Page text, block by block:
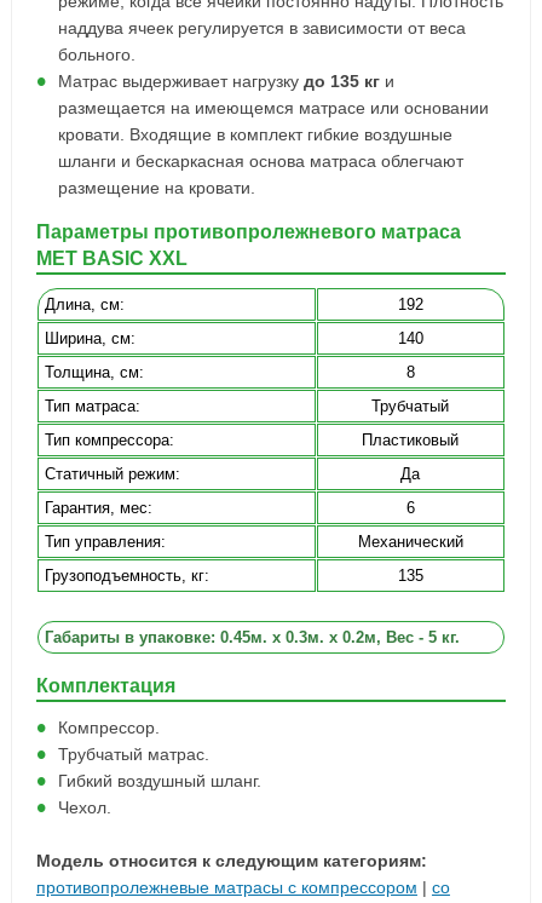
наддува ячеек регулируется в зависимости от веса
больного.
Матрас выдерживает нагрузку до 135 кги
размещается на имеющемся матрасе или основании
кровати. Входящие в комплект гибкие воздушные
шланги и бескаркасная основа матраса облегчают
размещение на кровати.
Параметры противопролежневого матраса
MET BASIC XXL
Длина, cм:
192
Ширина, см:
140
Толщина, см:
8
Тип матраса:
Трубчатый
Тип компрессора:
Пластиковый
Статичный режим:
Да
Гарантия, мес:
6
Тип управления:
Механический
Грузоподъемность, кг:
135
Габариты в упаковке: 0.45м. x 0.3м. x 0.2м, Вес - 5 кг.
Комплектация
Компрессор.
Трубчатый матрас.
Гибкий воздушный шланг.
Чехол.
Модель относится к следующим категориям:
противопролежневые матрасы с компрессором | со